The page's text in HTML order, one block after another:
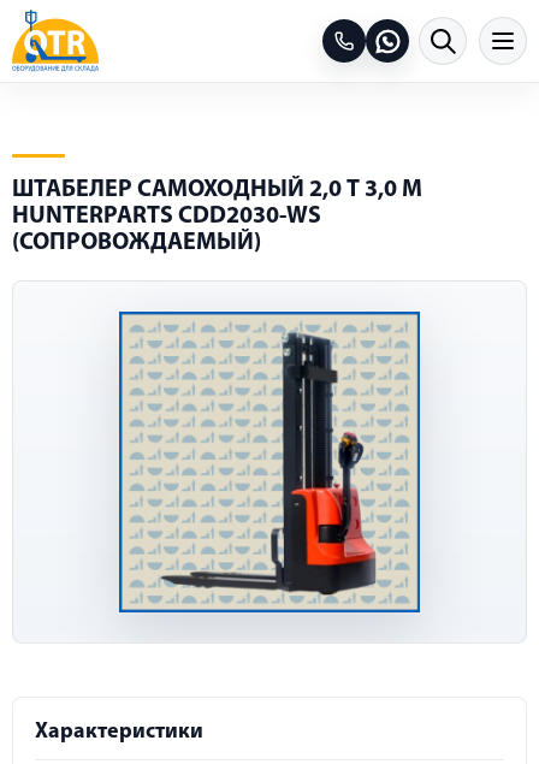
ШТАБЕЛЕР САМОХОДНЫЙ 2,0 Т 3,0 М
HUNTERPARTS CDD2030-WS
(СОПРОВОЖДАЕМЫЙ)
Характеристики